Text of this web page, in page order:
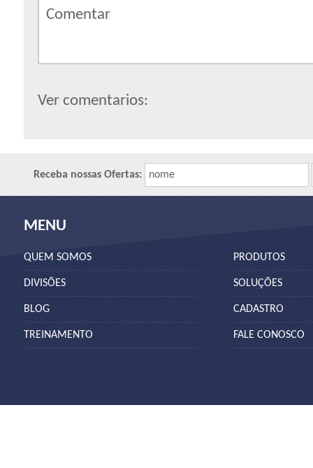
Comentar
Ver comentarios:
Receba nossas Ofertas: nome
MENU
QUEM SOMOS
DIVISÕES
BLOG
TREINAMENTO
PRODUTOS
SOLUÇÕES
CADASTRO
FALE CONOSCO